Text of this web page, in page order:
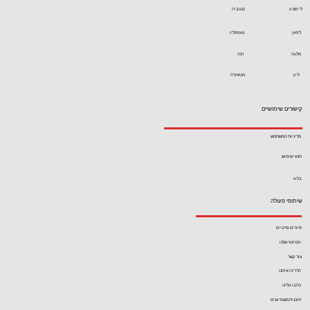
קישורים שימושיים
תנאי שימוש
מדיניות המשתמש
בלוג
שיתופי פעולה
תוכנית משפיענים
הסיפור שלנו
סיורים פרטיים
הדריכו איתנו
כתבו עלינו
צור קשר
נאפפליו לוזאן
סגוביה
מלגה
לייפציג
מטאורה
וינה
ליון